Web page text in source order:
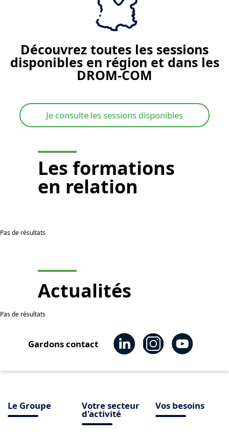
Découvrez toutes les sessions
disponibles en région et dans les
DROM-COM
Je consulte les sessions disponibles
Les formations
en relation
Pas de résultats
Actualités
Pas de résultats
Gardons contact
Le Groupe Votre secteur
d'activité
Vos besoins